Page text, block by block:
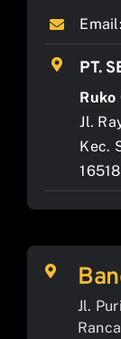
Email:
PT.
Ruko
Jl.
Kec.
16518
Jl.